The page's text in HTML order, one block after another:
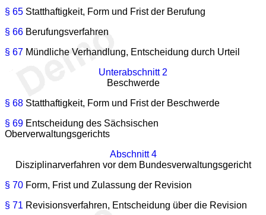
§ 65 Statthaftigkeit, Form und Frist der Berufung
§ 66 Berufungsverfahren
§ 67 Mündliche Verhandlung, Entscheidung durch Urteil
Unterabschnitt 2
Beschwerde
§ 68 Statthaftigkeit, Form und Frist der Beschwerde
§ 69 Entscheidung des Sächsischen
Oberverwaltungsgerichts
Abschnitt 4
Disziplinarverfahren vor dem Bundesverwaltungsgericht
§ 70 Form, Frist und Zulassung der Revision
§ 71 Revisionsverfahren, Entscheidung über die Revision